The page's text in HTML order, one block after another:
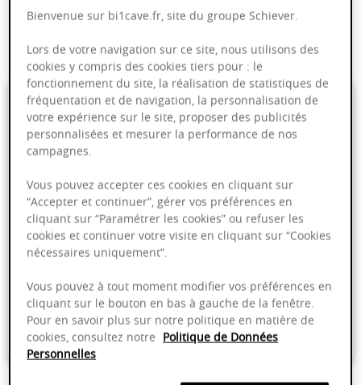
Epicé
Fruité
99,00 €
75cl- soit 132,00 €/ L
Ajouter au panier
Emballage anti-casse
Paiement sécurisé
Bienvenue sur bi1cave.fr, site du groupe Schiever.
Lors de votre navigation sur ce site, nous utilisons des
cookies y compris des cookies tiers pour : le
fonctionnement du site, la réalisation de statistiques de
fréquentation et de navigation, la personnalisation de
votre expérience sur le site, proposer des publicités
personnalisées et mesurer la performance de nos
campagnes.
Vous pouvez accepter ces cookies en cliquant sur
“Accepter et continuer”, gérer vos préférences en
cliquant sur “Paramétrer les cookies” ou refuser les
cookies et continuer votre visite en cliquant sur “Cookies
nécessaires uniquement”.
Vous pouvez à tout moment modifier vos préférences en
cliquant sur le bouton en bas à gauche de la fenêtre.
Pour en savoir plus sur notre politique en matière de
cookies, consultez notre Politique de Données
Personnelles